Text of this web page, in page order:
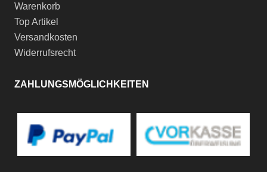
Warenkorb
Top Artikel
Versandkosten
Widerrufsrecht
ZAHLUNGSMÖGLICHKEITEN